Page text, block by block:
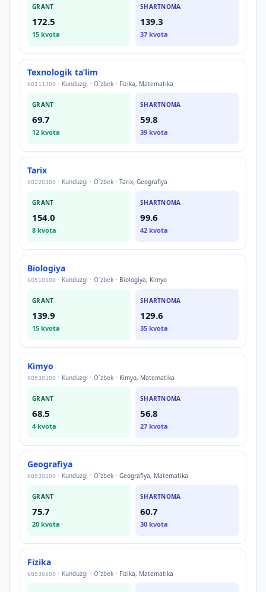
GRANT
172.5
15 kvota
SHARTNOMA
139.3
37 kvota
Texnologik taʼlim
60111300 • Kunduzgi • O`zbek • Fizika, Matematika
GRANT
69.7
12 kvota
SHARTNOMA
59.8
39 kvota
Tarix
60220300 • Kunduzgi • O`zbek • Tarix, Geografiya
GRANT
154.0
8 kvota
SHARTNOMA
99.6
42 kvota
Biologiya
60510100 • Kunduzgi • O`zbek • Biologiya, Kimyo
GRANT
139.9
15 kvota
SHARTNOMA
129.6
35 kvota
Kimyo
60530100 • Kunduzgi • O`zbek • Kimyo, Matematika
GRANT
68.5
4kvota
SHARTNOMA
56.8
27 kvota
Geografiya
60530200 • Kunduzgi • O`zbek • Geografiya, Matematika
GRANT
75.7
20 kvota
SHARTNOMA
60.7
30 kvota
Fizika
60530500 • Kunduzgi • O`zbek • Fizika, Matematika